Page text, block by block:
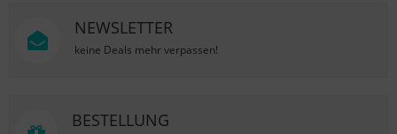
NEWSLETTER
keine Deals mehr verpassen!
BESTELLUNG